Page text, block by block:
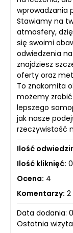
wprowadzania
Stawiamy na
atmosfery,
się swoimi
odwiedzenia
znajdziesz
oferty oraz
To znakomita
możemy
lepszego
jak nasze
rzeczywistość
Ilość
Ilość kliknięć: 0
Ocena: 4
Komentarzy: 2
Data dodania:
Ostatnia